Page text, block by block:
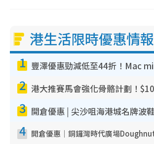
港生活限時優惠情報
1
2
3
4